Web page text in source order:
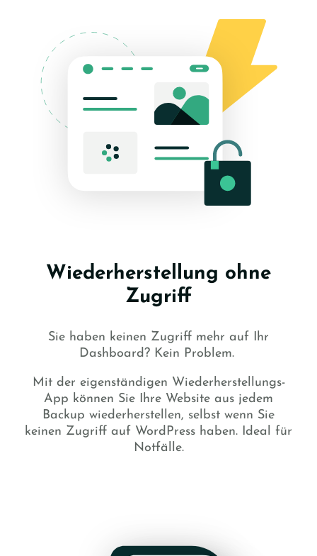
Wiederherstellung ohne
Zugriff
Sie haben keinen Zugriff mehr auf Ihr
Dashboard? Kein Problem.
Mit der eigenständigen Wiederherstellungs-
App können Sie Ihre Website aus jedem
Backup wiederherstellen, selbst wenn Sie
keinen Zugriff auf WordPress haben. Ideal für
Notfälle.